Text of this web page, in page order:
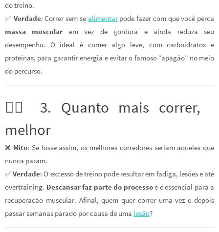
do treino.
✅ Verdade: Correr sem se alimentarpode fazer com que você perca
massa muscular em vez de gordura e ainda reduza seu
desempenho. O ideal é comer algo leve, com carboidratos e
proteínas, para garantir energia e evitar o famoso “apagão” no meio
do percurso.
🏃‍♀️ 3. Quanto mais correr,
melhor
❌ Mito: Se fosse assim, os melhores corredores seriam aqueles que
nunca param.
✅Verdade: O excesso de treino pode resultar em fadiga, lesões e até
overtraining. Descansar faz parte do processoe é essencial para a
recuperação muscular. Afinal, quem quer correr uma vez e depois
passar semanas parado por causa de uma lesão?